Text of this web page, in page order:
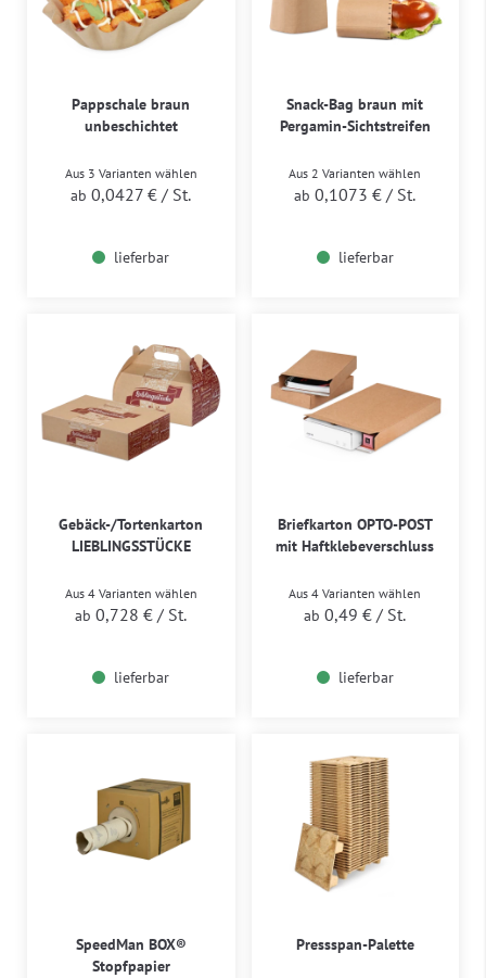
Pappschale braun
unbeschichtet
Aus 3 Varianten wählen
ab 0,0427 € / St.
lieferbar
Snack-Bag braun mit
Pergamin-Sichtstreifen
Aus 2 Varianten wählen
ab 0,1073 € / St.
lieferbar
Gebäck-/Tortenkarton
LIEBLINGSSTÜCKE
Aus 4 Varianten wählen
ab 0,728 € / St.
lieferbar
Briefkarton OPTO-POST
mit Haftklebeverschluss
Aus 4 Varianten wählen
ab 0,49 € / St.
lieferbar
SpeedMan BOX®
Stopfpapier
Pressspan-Palette